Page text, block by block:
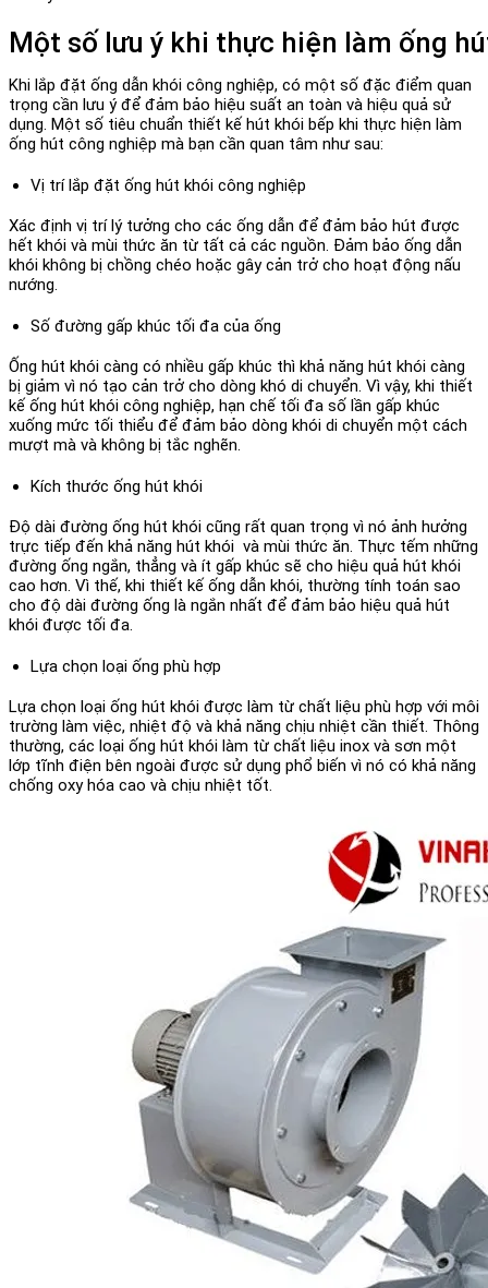
Một số lưu ý khi thực hiện làm ống
Khi lắp đặt ống dẫn khói công nghiệp, có một số đặc điểm quan
trọng cần lưu ý để đảm bảo hiệu suất an toàn và hiệu quả sử
dụng. Một số tiêu chuẩn thiết kế hút khói bếp khi thực hiện làm
ống hút công nghiệp mà bạn cần quan tâm như sau:
Vị trí lắp đặt ống hút khói công nghiệp
Xác định vị trí lý tưởng cho các ống dẫn để đảm bảo hút được
hết khói và mùi thức ăn từ tất cả các nguồn. Đảm bảo ống dẫn
khói không bị chồng chéo hoặc gây cản trở cho hoạt động nấu
nướng.
Số đường gấp khúc tối đa của ống
Ống hút khói càng có nhiều gấp khúc thì khả năng hút khói càng
bị giảm vì nó tạo cản trở cho dòng khó di chuyển. Vì vậy, khi thiết
kế ống hút khói công nghiệp, hạn chế tối đa số lần gấp khúc
xuống mức tối thiểu để đảm bảo dòng khói di chuyển một cách
mượt mà và không bị tắc nghẽn.
Kích thước ống hút khói
Độ dài đường ống hút khói cũng rất quan trọng vì nó ảnh hưởng
trực tiếp đến khả năng hút khói và mùi thức ăn. Thực tếm những
đường ống ngắn, thẳng và ít gấp khúc sẽ cho hiệu quả hút khói
cao hơn. Vì thế, khi thiết kế ống dẫn khói, thường tính toán sao
cho độ dài đường ống là ngắn nhất để đảm bảo hiệu quả hút
khói được tối đa.
Lựa chọn loại ống phù hợp
Lựa chọn loại ống hút khói được làm từ chất liệu phù hợp với môi
trường làm việc, nhiệt độ và khả năng chịu nhiệt cần thiết. Thông
thường, các loại ống hút khói làm từ chất liệu inox và sơn một
lớp tĩnh điện bên ngoài được sử dụng phổ biến vì nó có khả năng
chống oxy hóa cao và chịu nhiệt tốt.